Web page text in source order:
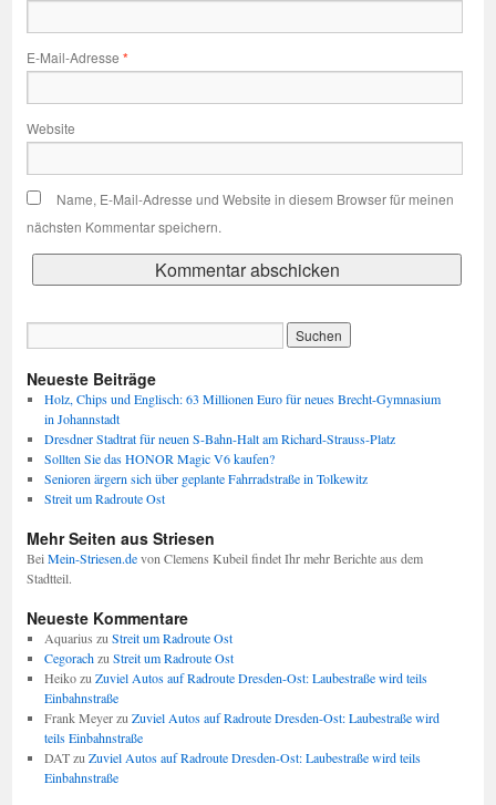
E-Mail-Adresse *
Website
Name, E-Mail-Adresse und Website in diesem Browser für meinen
nächsten Kommentar speichern.
Neueste Beiträge
Holz, Chips und Englisch: 63 Millionen Euro für neues Brecht-Gymnasium
in Johannstadt
Dresdner Stadtrat für neuen S-Bahn-Halt am Richard-Strauss-Platz
Sollten Sie das HONOR Magic V6 kaufen?
Senioren ärgern sich über geplante Fahrradstraße in Tolkewitz
Streit um Radroute Ost
Mehr Seiten aus Striesen
BeiMein-Striesen.devon Clemens Kubeil findet Ihr mehr Berichte aus dem
Stadtteil.
Neueste Kommentare
Aquarius zuStreit um Radroute Ost
CegorachzuStreit um Radroute Ost
HeikozuZuviel Autos auf Radroute Dresden-Ost: Laubestraße wird teils
Einbahnstraße
Frank MeyerzuZuviel Autos auf Radroute Dresden-Ost: Laubestraße wird
teils Einbahnstraße
DATzuZuviel Autos auf Radroute Dresden-Ost: Laubestraße wird teils
Einbahnstraße